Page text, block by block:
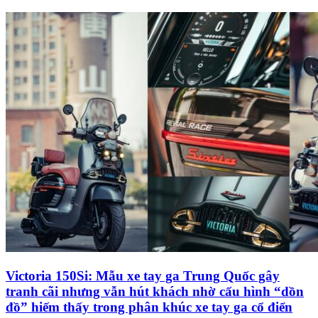
Victoria 150Si: Mẫu xe tay ga Trung Quốc gây
tranh cãi nhưng vẫn hút khách nhờ cấu hình “dồn
đồ” hiếm thấy trong phân khúc xe tay ga cổ điển